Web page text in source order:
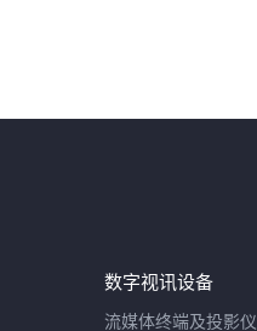
数字视讯设备
流媒体终端及投影仪